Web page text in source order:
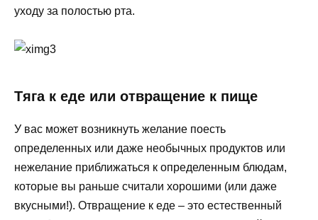
уходу за полостью рта.
Тяга к еде или отвращение к пище
У вас может возникнуть желание поесть
определенных или даже необычных продуктов или
нежелание приближаться к определенным блюдам,
которые вы раньше считали хорошими (или даже
вкусными!). Отвращение к еде – это естественный